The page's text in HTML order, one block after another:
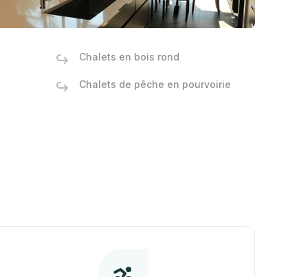
Chalets en bois rond
Chalets de pêche en pourvoirie